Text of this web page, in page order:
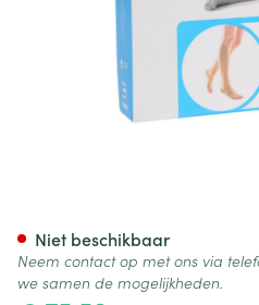
Niet beschikbaar
Neem contact op met ons via
we samen de mogelijkheden.